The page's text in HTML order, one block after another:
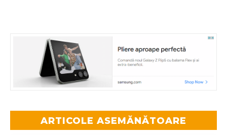
ARTICOLE ASEMĂNĂTOARE